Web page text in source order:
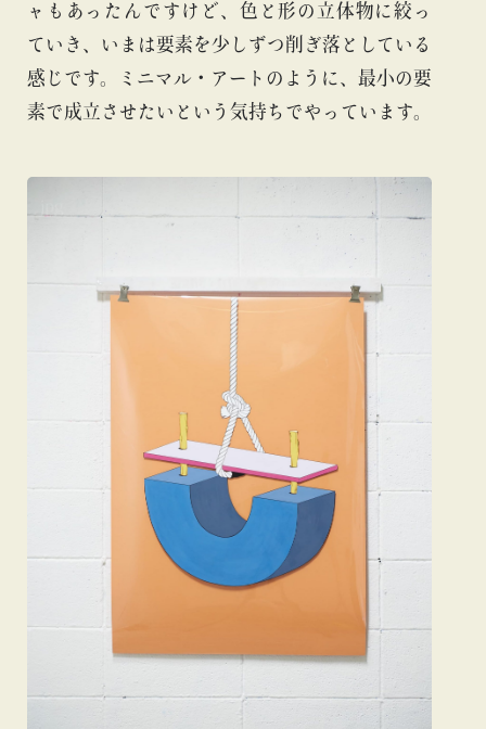
ャもあったんですけど、色と形の立体物に絞っ
ていき、いまは要素を少しずつ削ぎ落としている
感じです。ミニマル・アートのように、最小の要
素で成立させたいという気持ちでやっています。